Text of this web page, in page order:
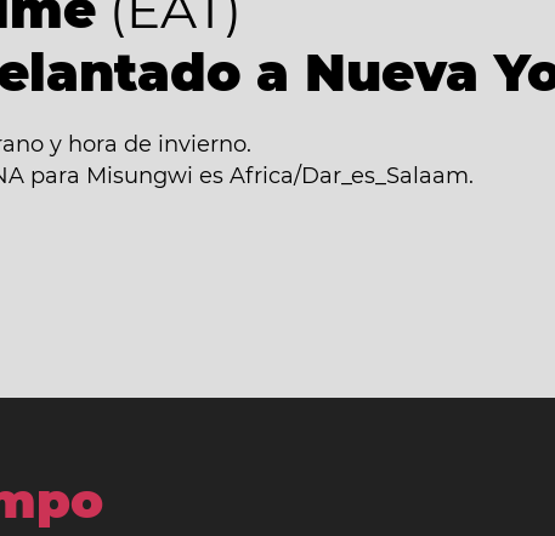
a Nueva
y hora de invierno.
para Misungwi es Africa/Dar_es_Salaam.